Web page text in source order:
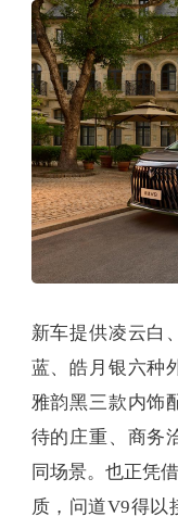
新车提供凌云白
蓝、皓月银六种
雅韵黑三款内饰
待的庄重、商务
同场景。也正凭
质，问道V9得以